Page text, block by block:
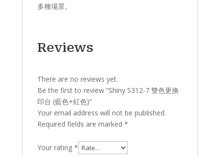
多種場景。
Reviews
There are no reviews yet.
Be the first to review “Shiny S312-7 雙色更換
印台 (藍色+紅色)”
Your email address will not be published.
Required fields are marked *
Your rating *